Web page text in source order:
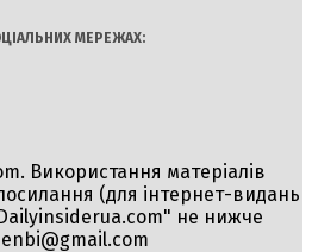
МЕРЕЖАХ:
Використання матеріалів
(для інтернет-видань
не нижче